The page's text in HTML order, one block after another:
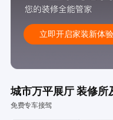
立即开启家装新体验
城市万平展厅 装修所
免费专车接驾